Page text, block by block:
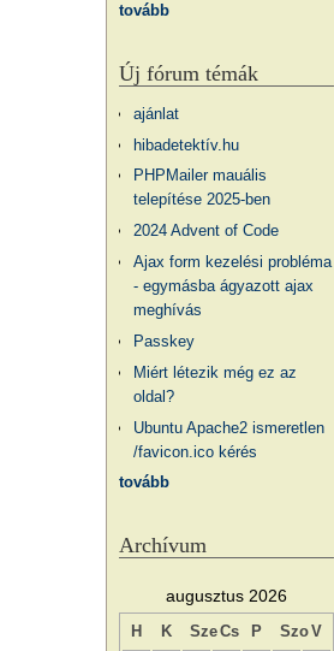
tovább
Új fórum témák
ajánlat
hibadetektív.hu
PHPMailer mauális
telepítése 2025-ben
2024 Advent of Code
Ajax form kezelési probléma
- egymásba ágyazott ajax
meghívás
Passkey
Miért létezik még ez az
oldal?
Ubuntu Apache2 ismeretlen
/favicon.ico kérés
tovább
Archívum
augusztus 2026
H K SzeCs P SzoV